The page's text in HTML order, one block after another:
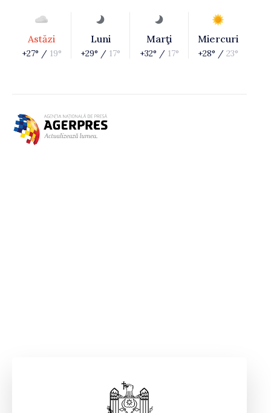
Astăzi
+27° / 19°
Luni
+29° / 17°
Marţi
+32° / 17°
Miercuri
+28° / 23°